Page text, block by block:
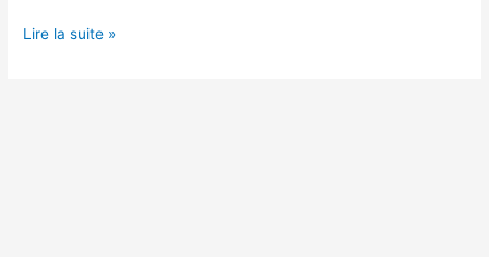
Lire la suite »